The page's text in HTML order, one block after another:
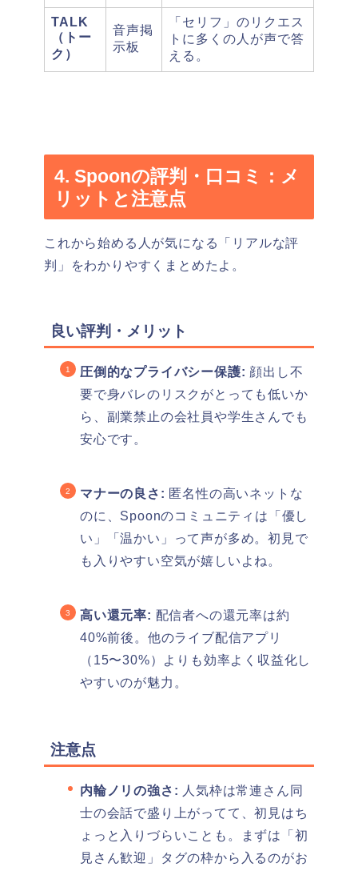
TALK
（トー
ク）
音声掲
示板
「セリフ」のリクエス
トに多くの人が声で答
える。
4. Spoonの評判・口コミ：メ
リットと注意点
これから始める人が気になる「リアルな評
判」をわかりやすくまとめたよ。
良い評判・メリット
圧倒的なプライバシー保護: 顔出し不
要で身バレのリスクがとっても低いか
ら、副業禁止の会社員や学生さんでも
安心です。
マナーの良さ: 匿名性の高いネットな
のに、Spoonのコミュニティは「優し
い」「温かい」って声が多め。初見で
も入りやすい空気が嬉しいよね。
高い還元率: 配信者への還元率は約
40%前後。他のライブ配信アプリ
（15〜30%）よりも効率よく収益化し
やすいのが魅力。
注意点
内輪ノリの強さ: 人気枠は常連さん同
士の会話で盛り上がってて、初見はち
ょっと入りづらいことも。まずは「初
見さん歓迎」タグの枠から入るのがお